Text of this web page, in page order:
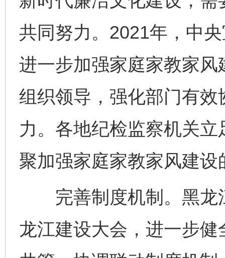
共同努力。2021年，中
进一步加强家庭家教家
组织领导，强化部门有
力。各地纪检监察机关
聚加强家庭家教家风建设
完善制度机制。黑龙
龙江建设大会，进一步